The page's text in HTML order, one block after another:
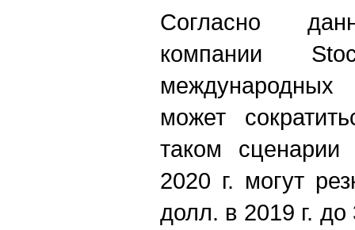
Согласно
компании
может
таком
2020 г. могут
долл. в 2019 г.